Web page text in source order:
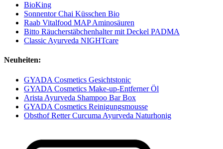
BioKing
Sonnentor Chai Küsschen Bio
Raab Vitalfood MAP Aminosäuren
Bitto Räucherstäbchenhalter mit Deckel PADMA
Classic Ayurveda NIGHTcare
Neuheiten:
GYADA Cosmetics Gesichtstonic
GYADA Cosmetics Make-up-Entferner Öl
Arista Ayurveda Shampoo Bar Box
GYADA Cosmetics Reinigungsmousse
Obsthof Retter Curcuma Ayurveda Naturhonig